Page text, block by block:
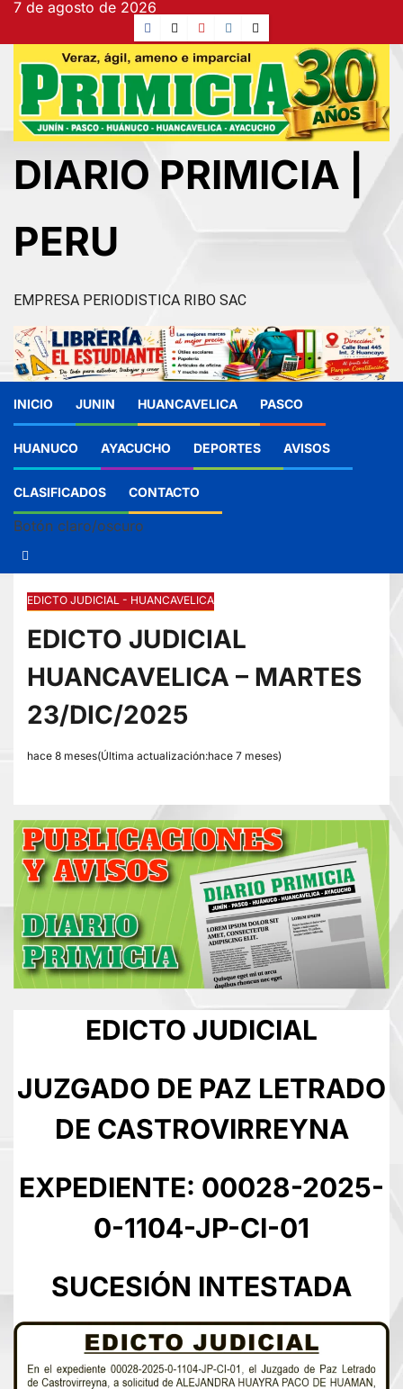
contenido
7 de agosto de 2026
Facebook
TikTokYouTube
Instagram
X
DIARIO PRIMICIA |
PERU
EMPRESA PERIODISTICA RIBO SAC
INICIO JUNIN HUANCAVELICA PASCO
HUANUCO AYACUCHO DEPORTES AVISOS
CLASIFICADOS CONTACTO
Botón claro/oscuro
EDICTO JUDICIAL - HUANCAVELICA
EDICTO JUDICIAL
HUANCAVELICA – MARTES
23/DIC/2025
hace 8 meses(Última actualización:hace 7 meses)
EDICTO JUDICIAL
JUZGADO DE PAZ LETRADO
DE CASTROVIRREYNA
EXPEDIENTE: 00028-2025-
0-1104-JP-CI-01
SUCESIÓN INTESTADA